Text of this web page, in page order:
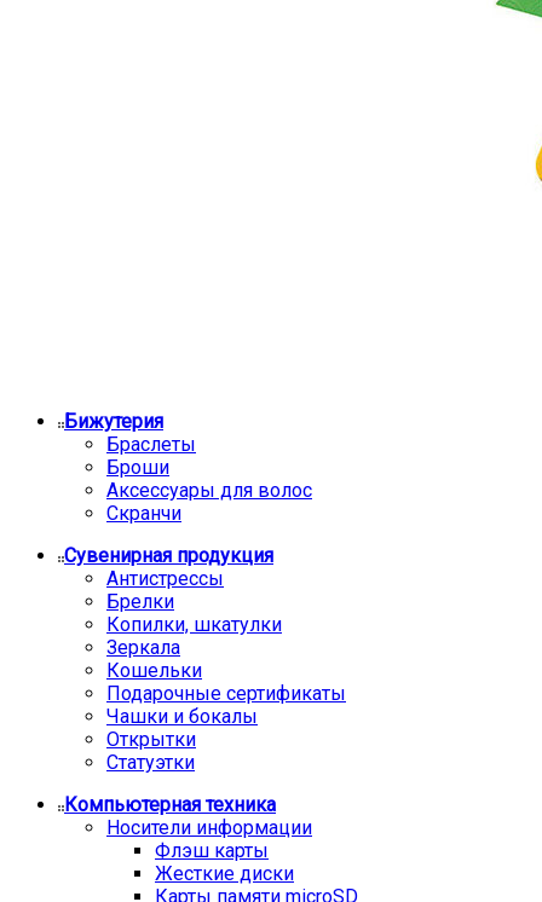
Бижутерия
Браслеты
Броши
Аксессуары для волос
Скранчи
Сувенирная продукция
Антистрессы
Брелки
Копилки, шкатулки
Зеркала
Кошельки
Подарочные сертификаты
Чашки и бокалы
Открытки
Статуэтки
Компьютерная техника
Носители информации
Флэш карты
Жесткие диски
Карты памяти microSD